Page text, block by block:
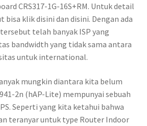
CRS317-1G-16S+RM. Untuk detail
klik disini dan disini. Dengan ada
telah banyak ISP yang
bandwidth yang tidak sama antara
untuk international.
mungkin diantara kita belum
2n (hAP-Lite) mempunyai sebuah
Seperti yang kita ketahui bahwa
teranyar untuk type Router Indoor